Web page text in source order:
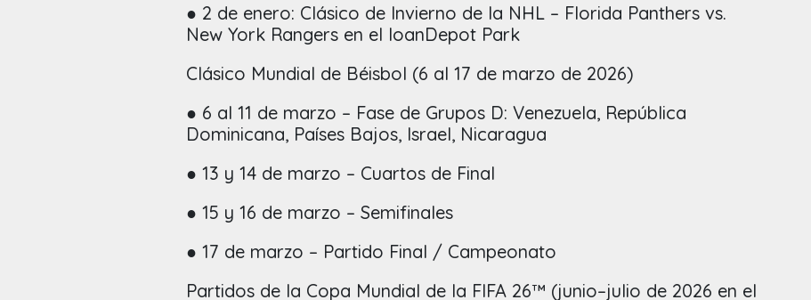
● 2 de enero: Clásico de Invierno de la NHL – Florida Panthers vs.
New York Rangers en el loanDepot Park
Clásico Mundial de Béisbol (6 al 17 de marzo de 2026)
● 6 al 11 de marzo – Fase de Grupos D: Venezuela, República
Dominicana, Países Bajos, Israel, Nicaragua
● 13 y 14 de marzo – Cuartos de Final
● 15 y 16 de marzo – Semifinales
● 17 de marzo – Partido Final / Campeonato
Partidos de la Copa Mundial de la FIFA 26™ (junio–julio de 2026 en el